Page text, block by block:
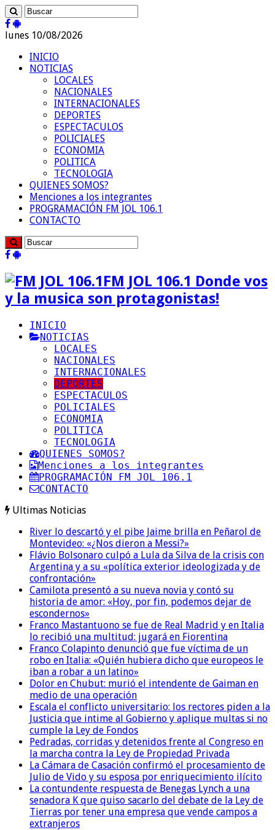
lunes 10/08/2026
INICIO
NOTICIAS
LOCALES
NACIONALES
INTERNACIONALES
DEPORTES
ESPECTACULOS
POLICIALES
ECONOMIA
POLITICA
TECNOLOGIA
QUIENES SOMOS?
Menciones a los integrantes
PROGRAMACIÓN FM JOL 106.1
CONTACTO
FM JOL 106.1 Donde vos
y la musica son protagonistas!
INICIO
NOTICIAS
LOCALES
NACIONALES
INTERNACIONALES
DEPORTES
ESPECTACULOS
POLICIALES
ECONOMIA
POLITICA
TECNOLOGIA
QUIENES SOMOS?
Menciones a los integrantes
PROGRAMACIÓN FM JOL 106.1
CONTACTO
Ultimas Noticias
River lo descartó y el pibe Jaime brilla en Peñarol de
Montevideo: «¿Nos dieron a Messi?»
Flávio Bolsonaro culpó a Lula da Silva de la crisis con
Argentina y a su «política exterior ideologizada y de
confrontación»
Camilota presentó a su nueva novia y contó su
historia de amor: «Hoy, por fin, podemos dejar de
escondernos»
Franco Mastantuono se fue de Real Madrid y en Italia
lo recibió una multitud: jugará en Fiorentina
Franco Colapinto denunció que fue víctima de un
robo en Italia: «Quién hubiera dicho que europeos le
iban a robar a un latino»
Dolor en Chubut: murió el intendente de Gaiman en
medio de una operación
Escala el conflicto universitario: los rectores piden a la
Justicia que intime al Gobierno y aplique multas si no
cumple la Ley de Fondos
Pedradas, corridas y detenidos frente al Congreso en
la marcha contra la Ley de Propiedad Privada
La Cámara de Casación confirmó el procesamiento de
Julio de Vido y su esposa por enriquecimiento ilícito
La contundente respuesta de Benegas Lynch a una
senadora K que quiso sacarlo del debate de la Ley de
Tierras por tener una empresa que vende campos a
extranjeros